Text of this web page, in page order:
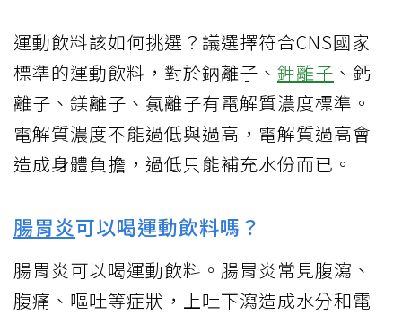
運動飲料該如何挑選？議選擇符合CNS國家
標準的運動飲料，對於鈉離子、 鉀離子 、鈣
離子、鎂離子、氯離子有電解質濃度標準。
電解質濃度不能過低與過高，電解質過高會
造成身體負擔，過低只能補充水份而已。
腸胃炎可以喝運動飲料嗎？
腸胃炎可以喝運動飲料。腸胃炎常見腹瀉、
腹痛、嘔吐等症狀，上吐下瀉造成水分和電